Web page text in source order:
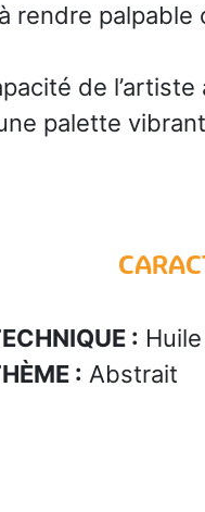
rendre
de
palette
: Huile
: Abstrait